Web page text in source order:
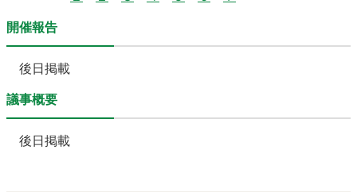
開催報告
後日掲載
議事概要
後日掲載